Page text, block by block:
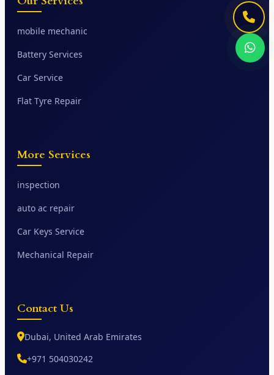
mobile mechanic
Battery Services
Car Service
Flat Tyre Repair
More Services
inspection
auto ac repair
Car Keys Service
Mechanical Repair
Contact Us
Dubai, United Arab Emirates
+971 504030242